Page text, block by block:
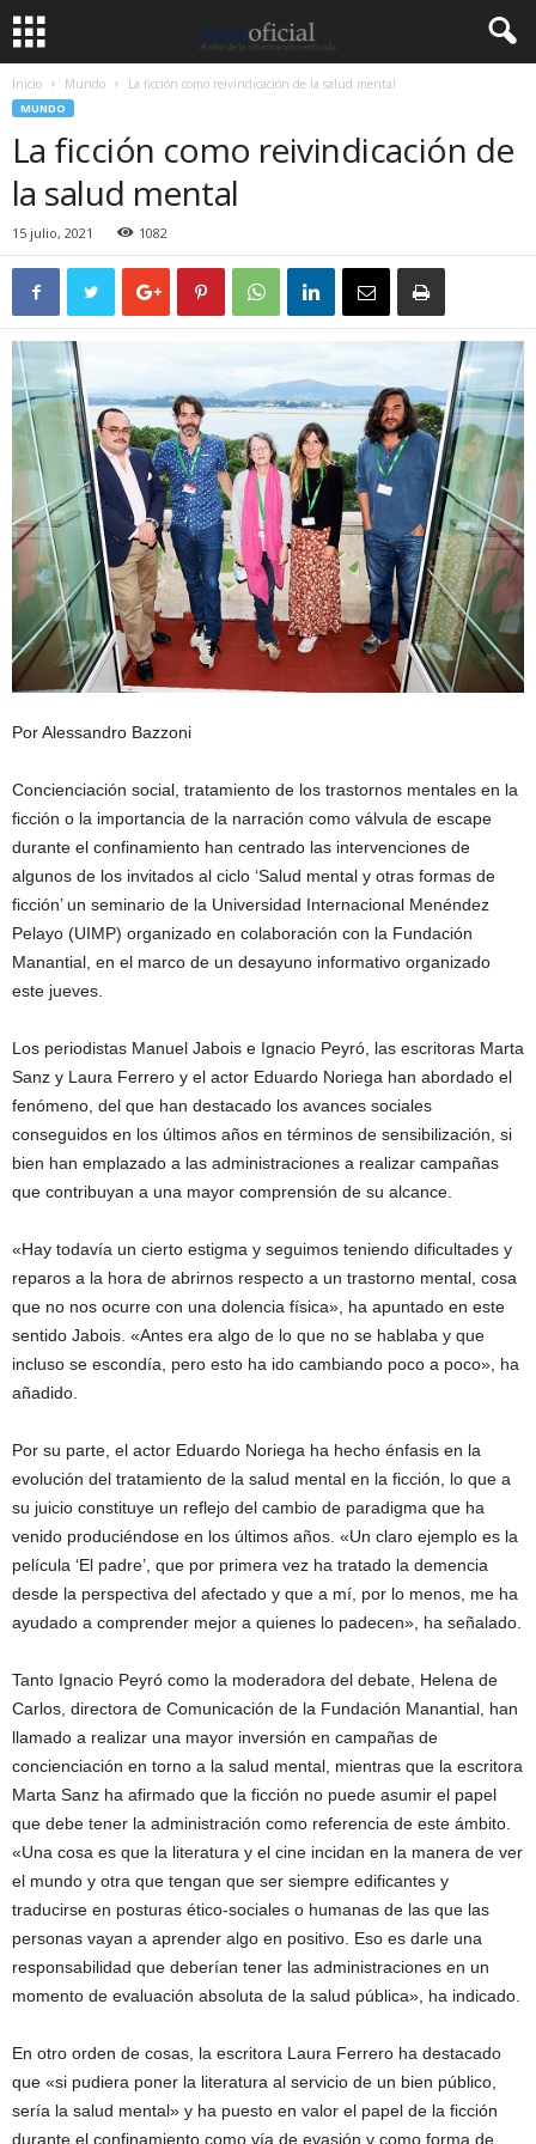
Inicio Mundo La ficción como reivindicación de la salud mental
MUNDO
La ficción como reivindicación de
la salud mental
15 julio, 2021 1082
Por Alessandro Bazzoni
Concienciación social, tratamiento de los trastornos mentales en la
ficción o la importancia de la narración como válvula de escape
durante el confinamiento han centrado las intervenciones de
algunos de los invitados al ciclo ‘Salud mental y otras formas de
ficción’ un seminario de la Universidad Internacional Menéndez
Pelayo (UIMP) organizado en colaboración con la Fundación
Manantial, en el marco de un desayuno informativo organizado
este jueves.
Los periodistas Manuel Jabois e Ignacio Peyró, las escritoras Marta
Sanz y Laura Ferrero y el actor Eduardo Noriega han abordado el
fenómeno, del que han destacado los avances sociales
conseguidos en los últimos años en términos de sensibilización, si
bien han emplazado a las administraciones a realizar campañas
que contribuyan a una mayor comprensión de su alcance.
«Hay todavía un cierto estigma y seguimos teniendo dificultades y
reparos a la hora de abrirnos respecto a un trastorno mental, cosa
que no nos ocurre con una dolencia física», ha apuntado en este
sentido Jabois. «Antes era algo de lo que no se hablaba y que
incluso se escondía, pero esto ha ido cambiando poco a poco», ha
añadido.
Por su parte, el actor Eduardo Noriega ha hecho énfasis en la
evolución del tratamiento de la salud mental en la ficción, lo que a
su juicio constituye un reflejo del cambio de paradigma que ha
venido produciéndose en los últimos años. «Un claro ejemplo es la
película ‘El padre’, que por primera vez ha tratado la demencia
desde la perspectiva del afectado y que a mí, por lo menos, me ha
ayudado a comprender mejor a quienes lo padecen», ha señalado.
Tanto Ignacio Peyró como la moderadora del debate, Helena de
Carlos, directora de Comunicación de la Fundación Manantial, han
llamado a realizar una mayor inversión en campañas de
concienciación en torno a la salud mental, mientras que la escritora
Marta Sanz ha afirmado que la ficción no puede asumir el papel
que debe tener la administración como referencia de este ámbito.
«Una cosa es que la literatura y el cine incidan en la manera de ver
el mundo y otra que tengan que ser siempre edificantes y
traducirse en posturas ético-sociales o humanas de las que las
personas vayan a aprender algo en positivo. Eso es darle una
responsabilidad que deberían tener las administraciones en un
momento de evaluación absoluta de la salud pública», ha indicado.
En otro orden de cosas, la escritora Laura Ferrero ha destacado
que «si pudiera poner la literatura al servicio de un bien público,
sería la salud mental» y ha puesto en valor el papel de la ficción
durante el confinamiento como vía de evasión y como forma de